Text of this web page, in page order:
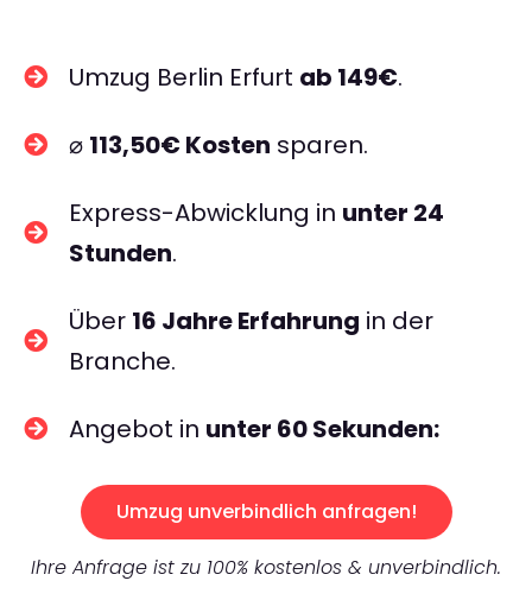
Umzug Berlin Erfurt ab 149€.
⌀ 113,50€ Kosten sparen.
Express-Abwicklung in unter 24
Stunden.
Über 16 Jahre Erfahrung in der
Branche.
Angebot in unter 60 Sekunden:
Umzug unverbindlich anfragen!
Ihre Anfrage ist zu 100% kostenlos & unverbindlich.